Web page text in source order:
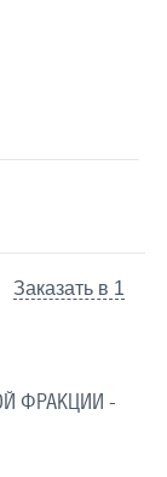
Заказать в 1
ФРАКЦИИ -